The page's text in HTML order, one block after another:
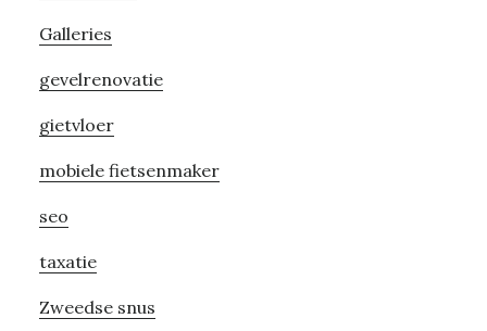
Galleries
gevelrenovatie
gietvloer
mobiele fietsenmaker
seo
taxatie
Zweedse snus